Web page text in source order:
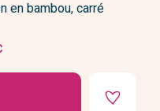
en bambou, carré